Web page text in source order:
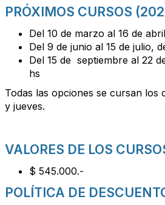
PRÓXIMOS CURSOS
Del 10 de marzo al 16 de
Del 9 de junio al 15 de julio,
Del 15 de septiembre al 22
hs
Todas las opciones se cursan los
y jueves.
VALORES DE LOS
$ 545.000.-
POLÍTICA DE